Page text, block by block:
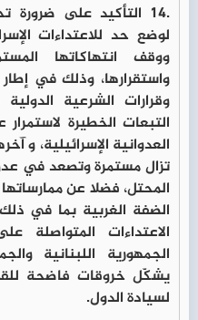
.14 التأكيد على
لوضع حد للاعتداءات
ووقف انتهاكاتها
واستقرارها، وذلك في
وقرارات الشرعية
التبعات الخطيرة
العدوانية الإسرائيلية، و
تزال مستمرة وتصعد في
المحتل، فضلا عن
الضفة الغربية بما في
الاعتداءات
الجمهورية اللبنانية
يشكّل خروقات فاضحة
لسيادة الدول.